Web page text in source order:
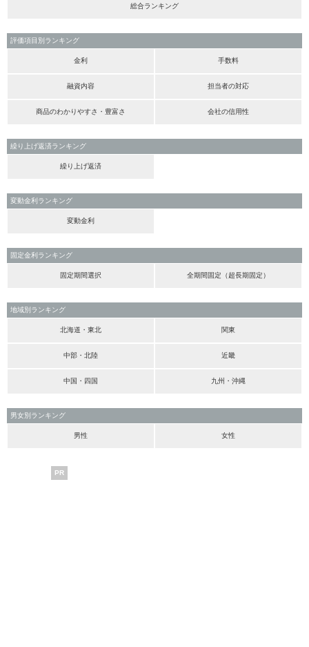
総合ランキング
評価項目別ランキング
金利 手数料
融資内容 担当者の対応
商品のわかりやすさ・豊富さ 会社の信用性
繰り上げ返済ランキング
繰り上げ返済
変動金利ランキング
変動金利
固定金利ランキング
固定期間選択 全期間固定（超長期固定）
地域別ランキング
北海道・東北 関東
中部・北陸 近畿
中国・四国 九州・沖縄
男女別ランキング
男性 女性
PR